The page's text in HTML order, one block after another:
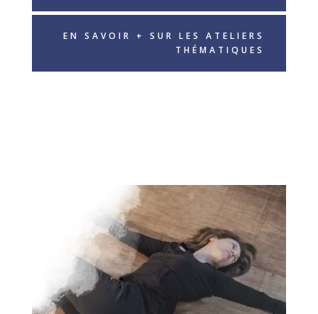
EN SAVOIR + SUR LES ATELIERS
THÉMATIQUES